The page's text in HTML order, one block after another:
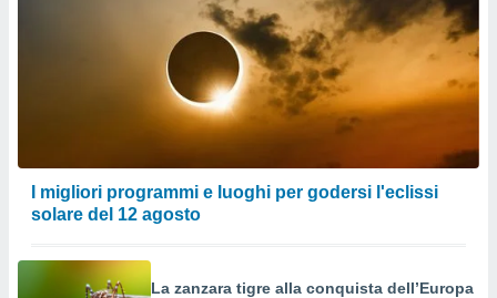
I migliori programmi e luoghi per godersi l'eclissi
solare del 12 agosto
La zanzara tigre alla conquista dell’Europa